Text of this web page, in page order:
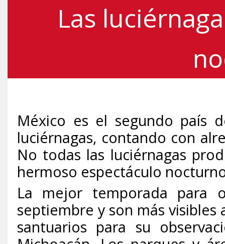
Las
México es el segundo país
luciérnagas, contando con
No todas las luciérnagas
hermoso espectáculo
La mejor temporada para
septiembre y son más
santuarios para su